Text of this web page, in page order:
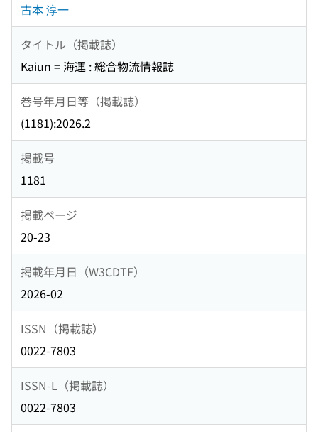
古本 淳一
タイトル（掲載誌）
Kaiun = 海運 : 総合物流情報誌
巻号年月日等（掲載誌）
(1181):2026.2
掲載号
1181
掲載ページ
20-23
掲載年月日（W3CDTF）
2026-02
ISSN（掲載誌）
0022-7803
ISSN-L（掲載誌）
0022-7803